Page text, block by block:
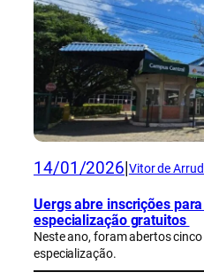
14/01/2026 Vitor de
Uergs abre inscrições
especialização gratuitos
Neste ano, foram abertos
especialização.